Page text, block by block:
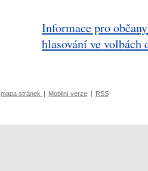
Informace pro
hlasování ve volbách
mapa stránek | Mobilní verze | RSS